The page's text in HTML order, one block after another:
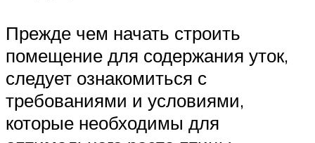
Прежде чем начать строить
помещение для содержания уток,
следует ознакомиться с
требованиями и условиями,
которые необходимы для